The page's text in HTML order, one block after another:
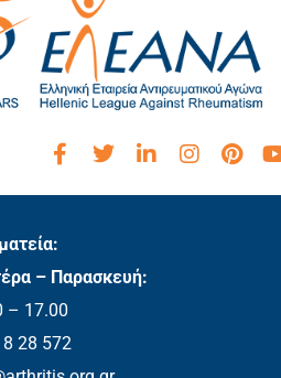
– Παρασκευή:
– 17.00
28 572